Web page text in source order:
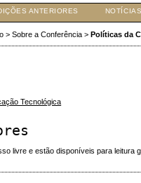
ANTERIORES NOTÍCIAS
>Sobre a Conferência >Políticas da
Tecnológica
livre e estão disponíveis para leitura